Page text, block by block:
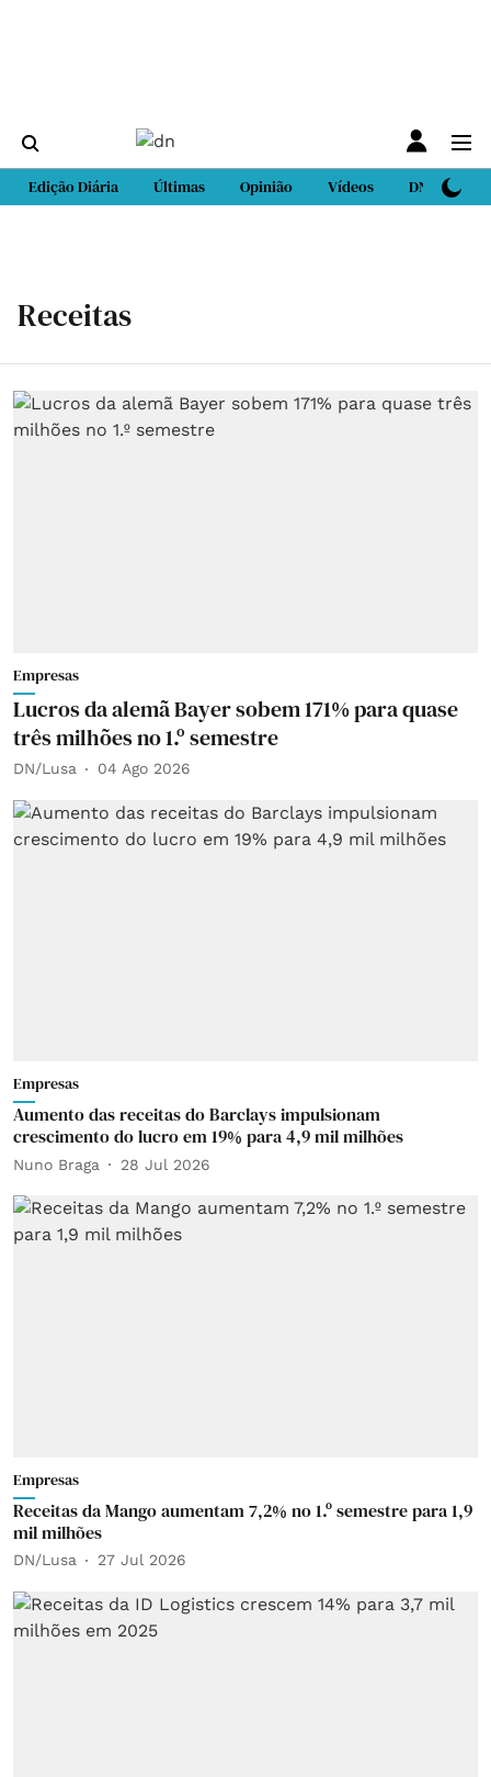
Edição Diária Últimas Opinião Vídeos DN Sport
Receitas
Empresas
Lucros da alemã Bayer sobem 171% para quase
três milhões no 1.º semestre
DN/Lusa 04 Ago 2026
Empresas
Aumento das receitas do Barclays impulsionam
crescimento do lucro em 19% para 4,9 mil milhões
Nuno Braga 28 Jul 2026
Empresas
Receitas da Mango aumentam 7,2% no 1.º semestre para 1,9
mil milhões
DN/Lusa 27 Jul 2026